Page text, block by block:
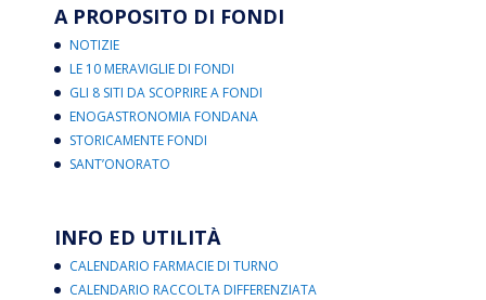
A PROPOSITO DI FONDI
NOTIZIE
LE 10 MERAVIGLIE DI FONDI
GLI 8 SITI DA SCOPRIRE A FONDI
ENOGASTRONOMIA FONDANA
STORICAMENTE FONDI
SANT’ONORATO
INFO ED UTILITÀ
CALENDARIO FARMACIE DI TURNO
CALENDARIO RACCOLTA DIFFERENZIATA